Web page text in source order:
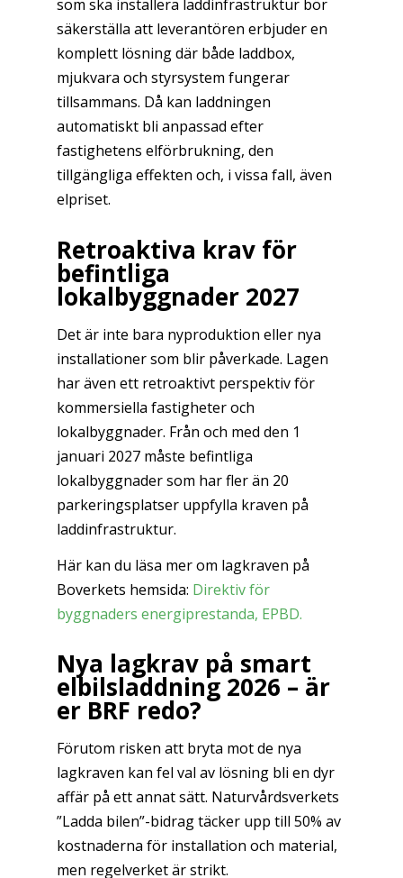
som ska installera laddinfrastruktur bör
säkerställa att leverantören erbjuder en
komplett lösning där både laddbox,
mjukvara och styrsystem fungerar
tillsammans. Då kan laddningen
automatiskt bli anpassad efter
fastighetens elförbrukning, den
tillgängliga effekten och, i vissa fall, även
elpriset.
Retroaktiva krav för
befintliga
lokalbyggnader 2027
Det är inte bara nyproduktion eller nya
installationer som blir påverkade. Lagen
har även ett retroaktivt perspektiv för
kommersiella fastigheter och
lokalbyggnader. Från och med den 1
januari 2027 måste befintliga
lokalbyggnader som har fler än 20
parkeringsplatser uppfylla kraven på
laddinfrastruktur.
Här kan du läsa mer om lagkraven på
Boverkets hemsida: Direktiv för
byggnaders energiprestanda, EPBD.
Nya lagkrav på smart
elbilsladdning 2026 – är
er BRF redo?
Förutom risken att bryta mot de nya
lagkraven kan fel val av lösning bli en dyr
affär på ett annat sätt. Naturvårdsverkets
”Ladda bilen”-bidrag täcker upp till 50% av
kostnaderna för installation och material,
men regelverket är strikt.